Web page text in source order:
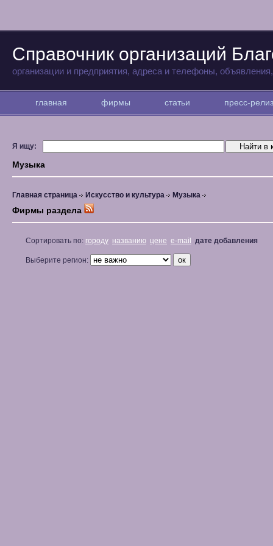
Справочник организаций
организации и предприятия, адреса и телефоны,
главная фирмы статьи пресс-
Я ищу:
Музыка
Главная страница Искусство и культура Музыка
Фирмы раздела
Сортировать по: городу названию цене e-mail дате добавления
Выберите регион: